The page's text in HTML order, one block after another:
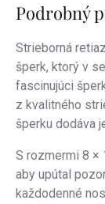
Podrobný
Strieborná
šperk, ktorý v
fascinujúci
z kvalitného
šperku dodáva
S rozmermi 8 ×
aby upútal
každodenné